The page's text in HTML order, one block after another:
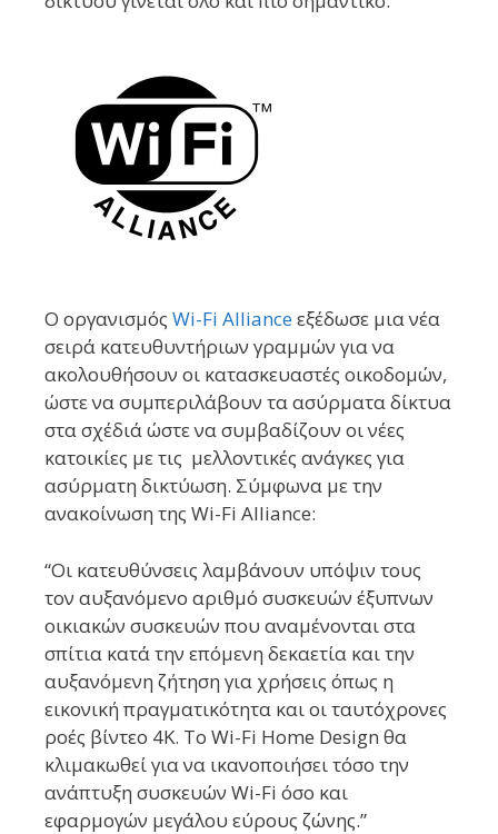
Ο οργανισμός Wi-Fi Allianceεξέδωσε μια νέα
σειρά κατευθυντήριων γραμμών για να
ακολουθήσουν οι κατασκευαστές οικοδομών,
ώστε να συμπεριλάβουν τα ασύρματα δίκτυα
στα σχέδιά ώστε να συμβαδίζουν οι νέες
κατοικίες με τις μελλοντικές ανάγκες για
ασύρματη δικτύωση. Σύμφωνα με την
ανακοίνωση της Wi-Fi Alliance:
“Οι κατευθύνσεις λαμβάνουν υπόψιν τους
τον αυξανόμενο αριθμό συσκευών έξυπνων
οικιακών συσκευών που αναμένονται στα
σπίτια κατά την επόμενη δεκαετία και την
αυξανόμενη ζήτηση για χρήσεις όπως η
εικονική πραγματικότητα και οι ταυτόχρονες
ροές βίντεο 4K. Το Wi-Fi Home Design θα
κλιμακωθεί για να ικανοποιήσει τόσο την
ανάπτυξη συσκευών Wi-Fi όσο και
εφαρμογών μεγάλου εύρους ζώνης.”